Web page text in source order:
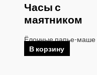
Часы с
маятником
Ёлочные папье-маше
В корзину